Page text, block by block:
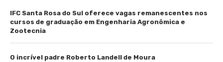
IFC Santa Rosa do Sul oferece vagas remanescentes nos
cursos de graduação em Engenharia Agronômica e
Zootecnia
O incrível padre Roberto Landell de Moura